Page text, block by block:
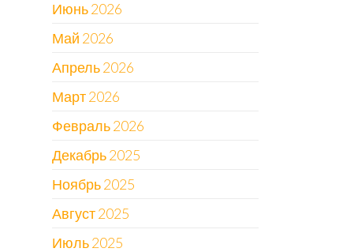
Июнь 2026
Май 2026
Апрель 2026
Март 2026
Февраль 2026
Декабрь 2025
Ноябрь 2025
Август 2025
Июль 2025